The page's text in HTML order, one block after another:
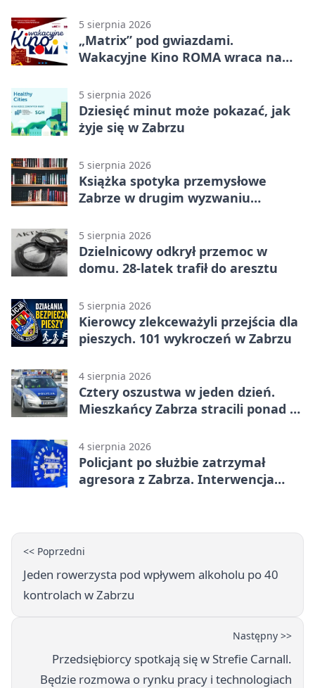
5 sierpnia 2026
„Matrix” pod gwiazdami.
Wakacyjne Kino ROMA wraca na
5 sierpnia 2026
Dziesięć minut może pokazać, jak
żyje się w Zabrzu
5 sierpnia 2026
Książka spotyka przemysłowe
Zabrze w drugim wyzwaniu
5 sierpnia 2026
Dzielnicowy odkrył przemoc w
domu. 28-latek trafił do aresztu
5 sierpnia 2026
Kierowcy zlekceważyli przejścia dla
pieszych. 101 wykroczeń w Zabrzu
4 sierpnia 2026
Cztery oszustwa w jeden dzień.
Mieszkańcy Zabrza stracili ponad 6
4 sierpnia 2026
Policjant po służbie zatrzymał
agresora z Zabrza. Interwencja
<< Poprzedni
Jeden rowerzysta pod wpływem alkoholu po 40
kontrolach w Zabrzu
Następny >>
Przedsiębiorcy spotkają się w Strefie Carnall.
Będzie rozmowa o rynku pracy i technologiach